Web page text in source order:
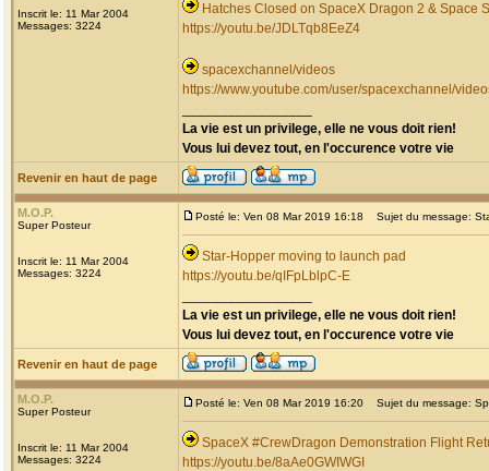
Inscrit le: 11 Mar 2004
Messages: 3224
Hatches Closed on SpaceX Dragon 2 & Space
https://youtu.be/JDLTqb8EeZ4
spacexchannel/videos
https://www.youtube.com/user/spacexchannel/
La vie est un privilege, elle ne vous doit rien!
Vous lui devez tout, en l'occurence votre vie
Revenir en haut de page
M.O.P.
Super Posteur
Inscrit le: 11 Mar 2004
Messages: 3224
Posté le: Ven 08 Mar 2019 16:18 Sujet du message:
Star-Hopper moving to launch pad
https://youtu.be/qIFpLblpC-E
La vie est un privilege, elle ne vous doit rien!
Vous lui devez tout, en l'occurence votre vie
Revenir en haut de page
M.O.P.
Super Posteur
Inscrit le: 11 Mar 2004
Messages: 3224
Posté le: Ven 08 Mar 2019 16:20 Sujet du message:
SpaceX #CrewDragon Demonstration Flight
https://youtu.be/8aAe0GWIWGI